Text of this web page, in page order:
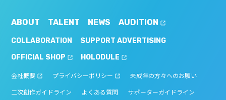
ABOUT TALENT NEWS AUDITION
COLLABORATION
SUPPORT ADVERTISING
OFFICIAL SHOP
HOLODULE
会社概要 プライバシーポリシー 未成年の方々へのお願い
二次創作ガイドライン よくある質問 サポーターガイドライン